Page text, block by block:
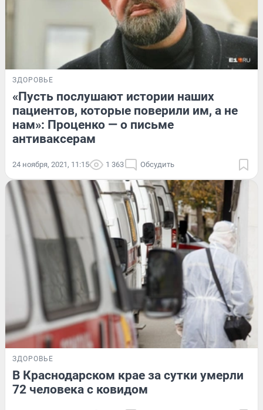
ЗДОРОВЬЕ
«Пусть послушают истории наших
пациентов, которые поверили им, а не
нам»: Проценко — о письме
антиваксерам
24 ноября, 2021, 11:15 1 363 Обсудить
ЗДОРОВЬЕ
В Краснодарском крае за сутки умерли
72 человека с ковидом